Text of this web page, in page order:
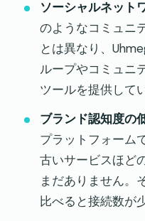
ソーシャルネット
のようなコミュニ
とは異なり、
ループやコミュニ
ツールを提供して
ブランド認知度の
プラットフォーム
古いサービスほど
まだありません。
比べると接続数が